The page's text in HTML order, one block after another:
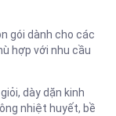
gói dành cho các
hợp với nhu cầu
dày dặn kinh
nhiệt huyết, bề